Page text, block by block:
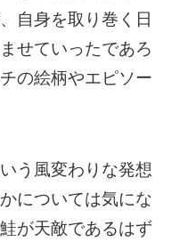
自身を取り巻く日
せていったであろ
の絵柄やエピソー
う風変わりな発想
については気にな
が天敵であるはず